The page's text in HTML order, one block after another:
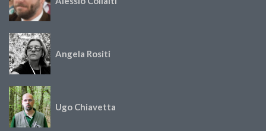
Angela Rositi
Ugo Chiavetta